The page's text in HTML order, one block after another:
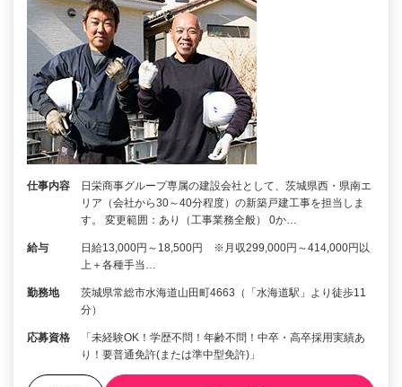
仕事内容
日栄商事グループ専属の建設会社として、茨城県西・県南エ
リア（会社から30～40分程度）の新築戸建工事を担当しま
す。 変更範囲：あり（工事業務全般） 0か…
給与
日給13,000円～18,500円 ※月収299,000円～414,000円以
上＋各種手当…
勤務地
茨城県常総市水海道山田町4663（「水海道駅」より徒歩11
分）
応募資格
「未経験OK！学歴不問！年齢不問！中卒・高卒採用実績あ
り！要普通免許(または準中型免許)」